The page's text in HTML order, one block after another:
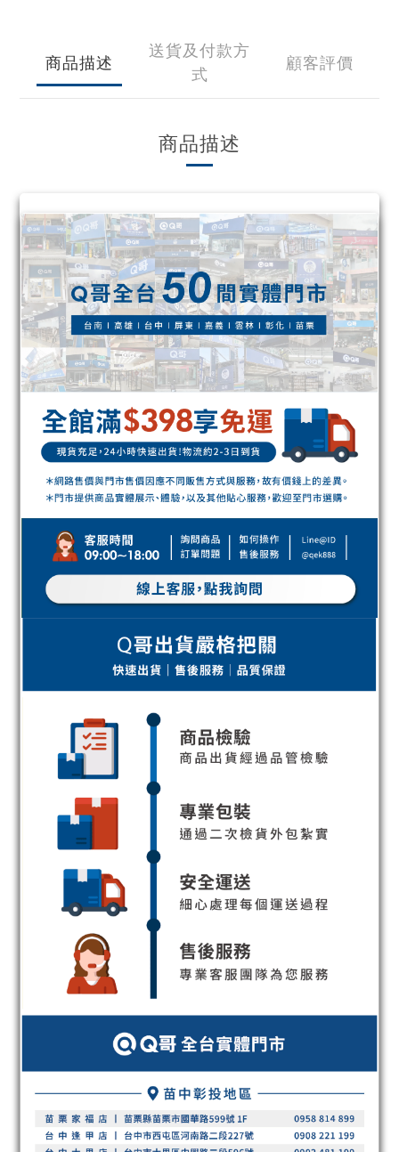
商品描述
送貨及付款方
式
顧客評價
商品描述